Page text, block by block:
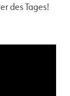
des Tages!